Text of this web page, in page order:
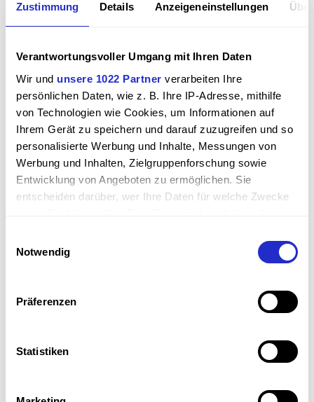
Zustimmung Details Anzeigeneinstellungen
Verantwortungsvoller Umgang mit Ihren Daten
Wir und unsere 1022 Partner verarbeiten Ihre
persönlichen Daten, wie z. B. Ihre IP-Adresse, mithilfe
von Technologien wie Cookies, um Informationen auf
Ihrem Gerät zu speichern und darauf zuzugreifen und so
personalisierte Werbung und Inhalte, Messungen von
Werbung und Inhalten, Zielgruppenforschung sowie
Entwicklung von Angeboten zu ermöglichen. Sie
entscheiden darüber, wer Ihre Daten für welche Zwecke
Trigger Symbol ändern oder widerrufen
Informationen über Ihre geografische Lage erfassen,
welche bis auf einige Meter genau sein können
Merkmalen (Fingerprinting) identifizieren
Notwendig
Präferenzen
Statistiken
Pegelsonde TDS-80xxx
(Überspannung)